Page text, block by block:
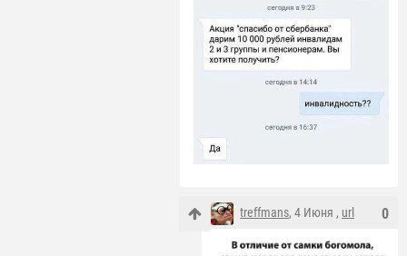
0
treffmans, 4 Июня , url